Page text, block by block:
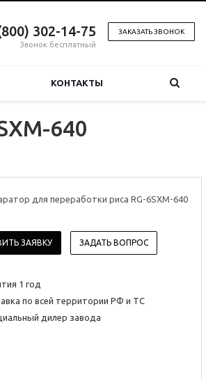
ЗАКАЗАТЬ ЗВОНОК
302-14-75
Звонок бесплатный
КОНТАКТЫ
640
для переработки риса RG-6SXM-640
ЗАЯВКУ ЗАДАТЬ ВОПРОС
1 год
по всей территории РФ и ТС
дилер завода